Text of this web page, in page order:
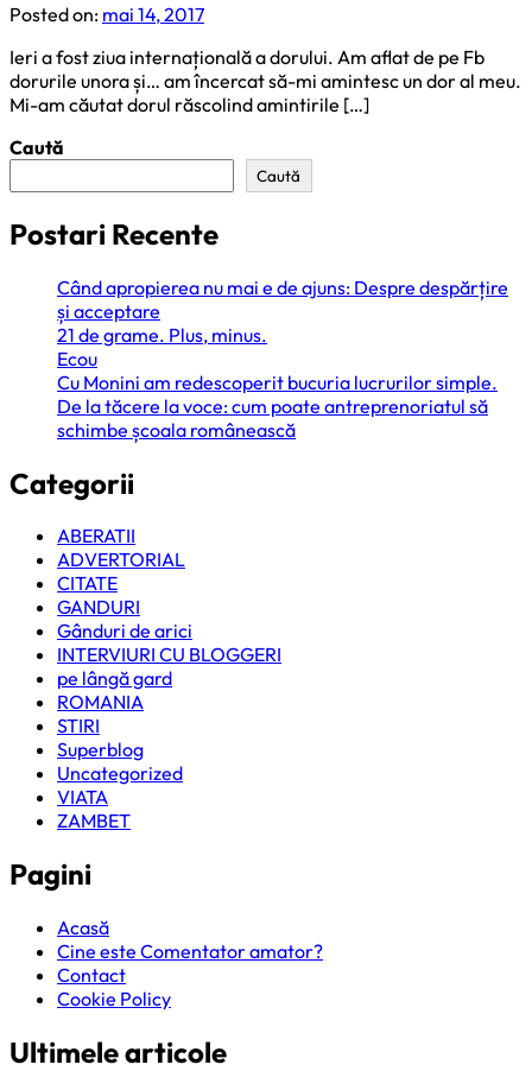
Posted on: mai 14, 2017
Ieri a fost ziua internațională a dorului. Am aflat de pe Fb
dorurile unora și… am încercat să-mi amintesc un dor al meu.
Mi-am căutat dorul răscolind amintirile […]
Caută
Caută
Postari Recente
Când apropierea nu mai e de ajuns: Despre despărțire
și acceptare
21 de grame. Plus, minus.
Ecou
Cu Monini am redescoperit bucuria lucrurilor simple.
De la tăcere la voce: cum poate antreprenoriatul să
schimbe școala românească
Categorii
ABERATII
ADVERTORIAL
CITATE
GANDURI
Gânduri de arici
INTERVIURI CU BLOGGERI
pe lângă gard
ROMANIA
STIRI
Superblog
Uncategorized
VIATA
ZAMBET
Pagini
Acasă
Cine este Comentator amator?
Contact
Cookie Policy
Ultimele articole